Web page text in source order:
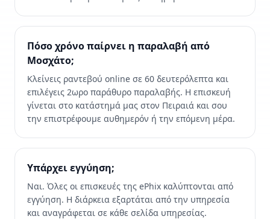
Πόσο χρόνο παίρνει η παραλαβή από
Μοσχάτο;
Κλείνεις ραντεβού online σε 60 δευτερόλεπτα και
επιλέγεις 2ωρο παράθυρο παραλαβής. Η επισκευή
γίνεται στο κατάστημά μας στον Πειραιά και σου
την επιστρέφουμε αυθημερόν ή την επόμενη μέρα.
Υπάρχει εγγύηση;
Ναι. Όλες οι επισκευές της ePhix καλύπτονται από
εγγύηση. Η διάρκεια εξαρτάται από την υπηρεσία
και αναγράφεται σε κάθε σελίδα υπηρεσίας.